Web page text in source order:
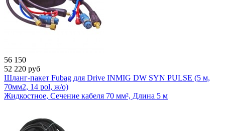
56 150
52 220 руб
Шланг-пакет Fubag для Drive INMIG DW SYN PULSE (5 м,
70мм2, 14 pol, ж/о)
Жидкостное, Сечение кабеля 70 мм², Длина 5 м